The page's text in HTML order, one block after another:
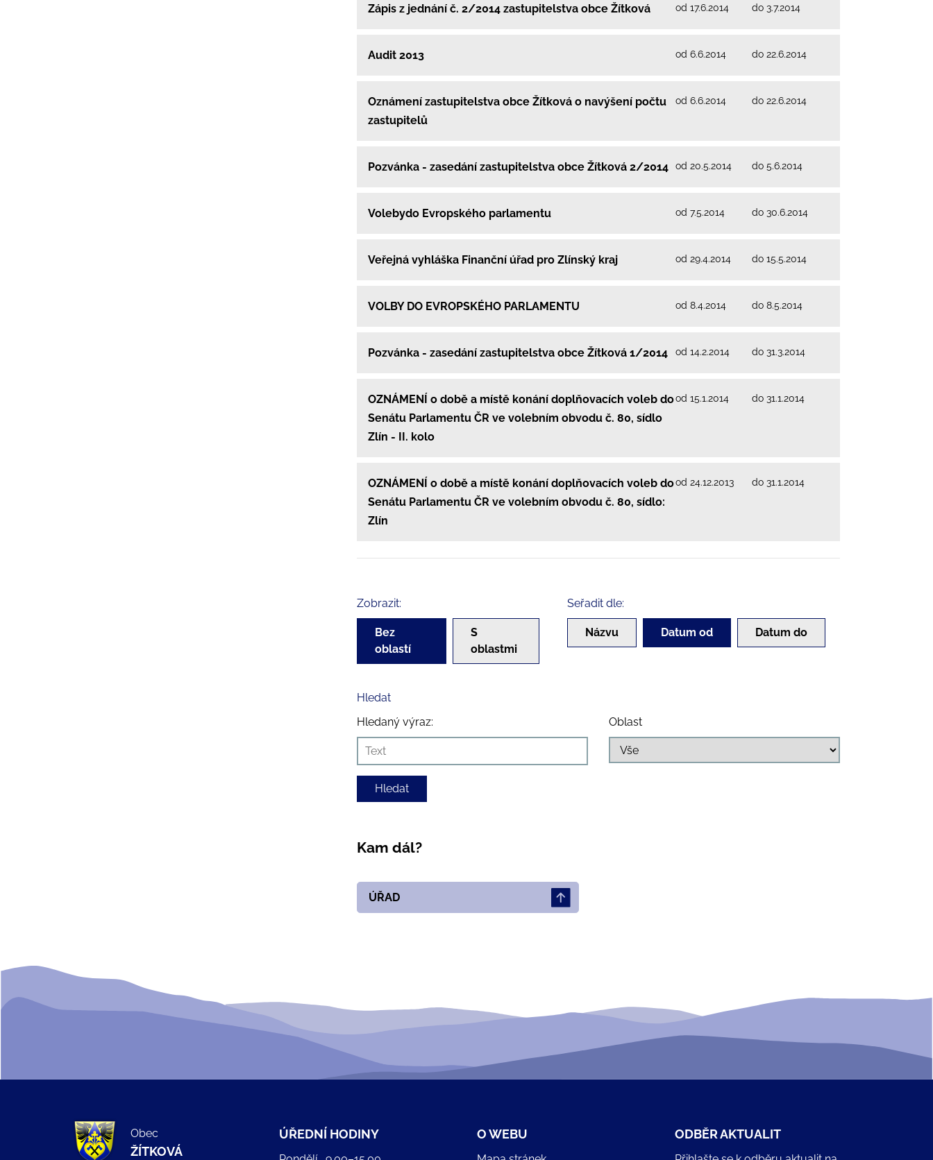
Zápis z jednání č. 2/2014 zastupitelstva obce Žítková od 17.6.2014 do 3.7.2014
Audit 2013 od 6.6.2014 do 22.6.2014
Oznámení zastupitelstva obce Žítková o navýšení počtu
zastupitelů
od 6.6.2014 do 22.6.2014
Pozvánka - zasedání zastupitelstva obce Žítková 2/2014 od 20.5.2014 do 5.6.2014
Volebydo Evropského parlamentu od 7.5.2014 do 30.6.2014
Veřejná vyhláška Finanční úřad pro Zlínský kraj od 29.4.2014 do 15.5.2014
VOLBY DO EVROPSKÉHO PARLAMENTU od 8.4.2014 do 8.5.2014
Pozvánka - zasedání zastupitelstva obce Žítková 1/2014 od 14.2.2014 do 31.3.2014
OZNÁMENÍ o době a místě konání doplňovacích voleb do
Senátu Parlamentu ČR ve volebním obvodu č. 80, sídlo
Zlín - II. kolo
od 15.1.2014 do 31.1.2014
OZNÁMENÍ o době a místě konání doplňovacích voleb do
Senátu Parlamentu ČR ve volebním obvodu č. 80, sídlo:
Zlín
od 24.12.2013 do 31.1.2014
Zobrazit:
Bez
oblastí
S
oblastmi
Seřadit dle:
Názvu Datum od Datum do
Hledat
Hledaný výraz:
Oblast
Kam dál?
ÚŘAD
Obec
ŽÍTKOVÁ
ÚŘEDNÍ HODINY O WEBU ODBĚR AKTUALIT